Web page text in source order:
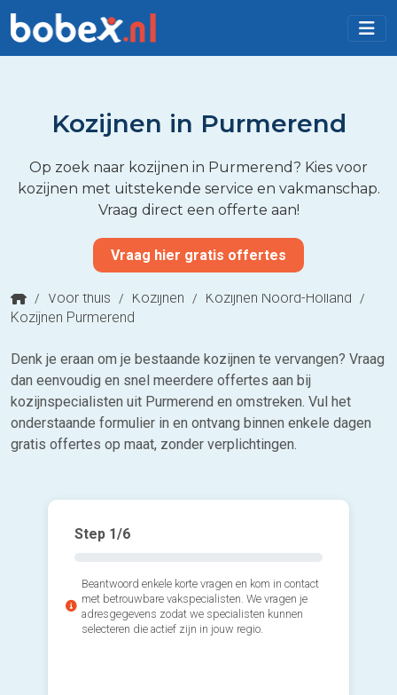
Kozijnen in Purmerend
Op zoek naar kozijnen in Purmerend? Kies voor
kozijnen met uitstekende service en vakmanschap.
Vraag direct een offerte aan!
Vraag hier gratis offertes
/ Voor thuis / Kozijnen / Kozijnen Noord-Holland /
Kozijnen Purmerend
Denk je eraan om je bestaande kozijnen te vervangen? Vraag
dan eenvoudig en snel meerdere offertes aan bij
kozijnspecialisten uit Purmerend en omstreken. Vul het
onderstaande formulier in en ontvang binnen enkele dagen
gratis offertes op maat, zonder verplichtingen.
Step 1/6
Beantwoord enkele korte vragen en kom in contact
met betrouwbare vakspecialisten. We vragen je
adresgegevens zodat we specialisten kunnen
selecteren die actief zijn in jouw regio.